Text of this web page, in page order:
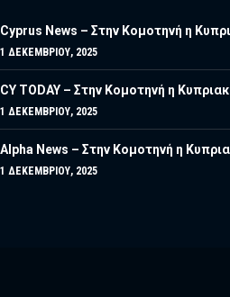
Cyprus News – Στην Κομοτηνή η
1 ΔΕΚΕΜΒΡΊΟΥ, 2025
CY TODAY – Στην Κομοτηνή η
1 ΔΕΚΕΜΒΡΊΟΥ, 2025
Alpha News – Στην Κομοτηνή η
1 ΔΕΚΕΜΒΡΊΟΥ, 2025